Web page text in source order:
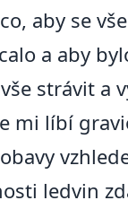
aby se vše
a aby
strávit a
mi líbí
ledvin